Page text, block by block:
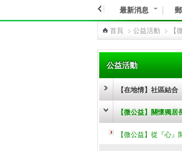
最新消息
首頁 > 公益活動 > 【
公益活動
【在地情】社區結合
【微公益】關懷獨居
【微公益】從『心』